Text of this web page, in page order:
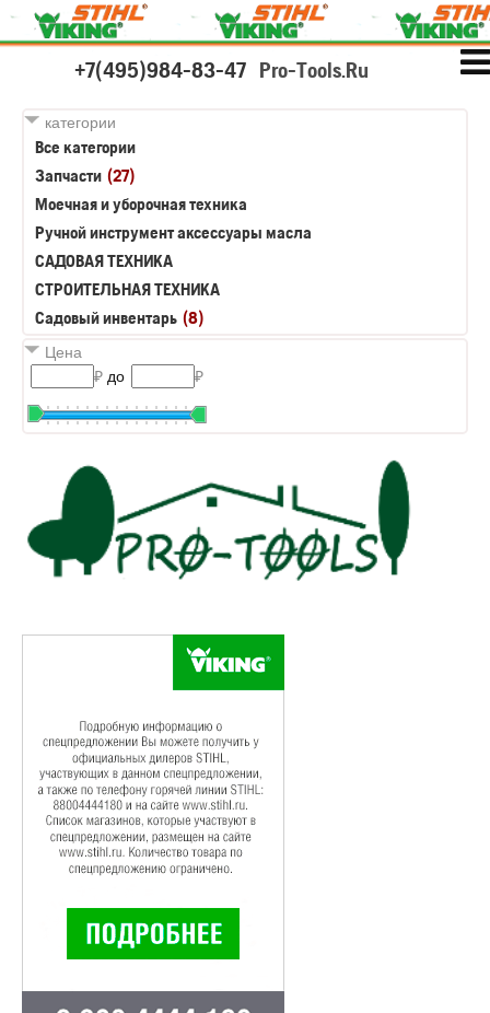
+7(495)984-83-47 Pro-Tools.Ru
категории
Все категории
Запчасти (27)
Моечная и уборочная техника
Ручной инструмент аксессуары масла
САДОВАЯ ТЕХНИКА
СТРОИТЕЛЬНАЯ ТЕХНИКА
Садовый инвентарь (8)
Цена
₽ до ₽